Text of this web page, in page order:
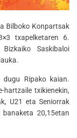
Bilboko Konpartsak
txapelketaren 6.
Saskibaloi
dugu Ripako kaian.
txikienekin,
U21 eta Seniorrak
20,15etan